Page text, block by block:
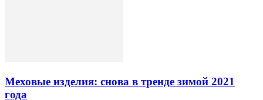
Меховые изделия: снова в тренде зимой 2021
года